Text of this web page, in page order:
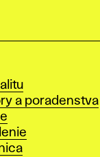
a poradenstva